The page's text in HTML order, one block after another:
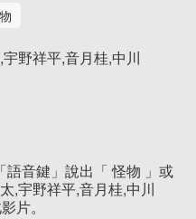
野祥平,音月桂,中川
語音鍵」說出「 怪物 」或
,宇野祥平,音月桂,中川
片。